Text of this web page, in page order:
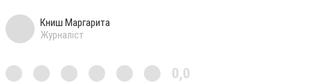
Книш Маргарита
Журналіст
0,0